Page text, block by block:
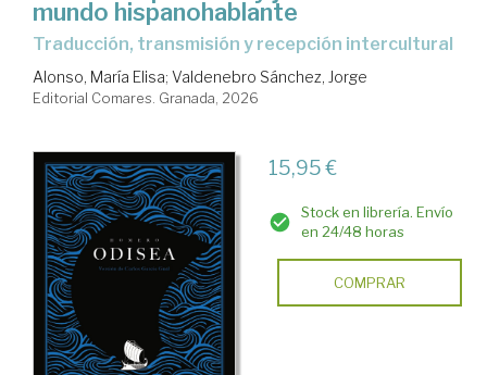
mundo hispanohablante
Traducción, transmisión y recepción intercultural
Alonso, María Elisa; Valdenebro Sánchez, Jorge
Editorial Comares. Granada, 2026
15,95 €
Stock en librería. Envío
en 24/48 horas
COMPRAR